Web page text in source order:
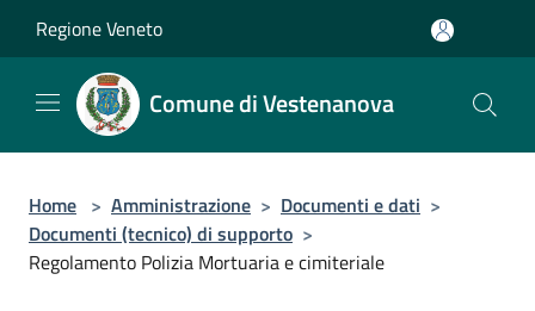
Regione Veneto
Comune di Vestenanova
Home > Amministrazione > Documenti e dati >
Documenti (tecnico) di supporto >
Regolamento Polizia Mortuaria e cimiteriale